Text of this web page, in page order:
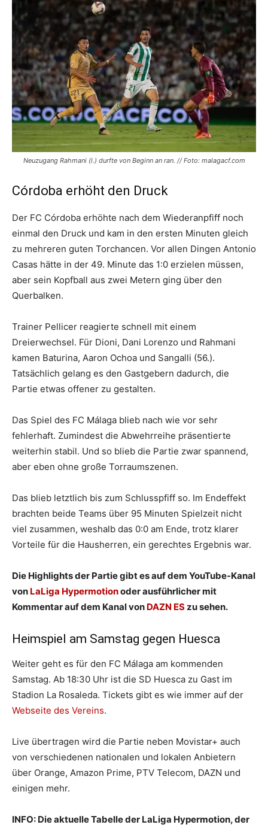
Neuzugang Rahmani (l.) durfte von Beginn an ran. // Foto: malagacf.com
Córdoba erhöht den Druck
Der FC Córdoba erhöhte nach dem Wiederanpfiff noch
einmal den Druck und kam in den ersten Minuten gleich
zu mehreren guten Torchancen. Vor allen Dingen Antonio
Casas hätte in der 49. Minute das 1:0 erzielen müssen,
aber sein Kopfball aus zwei Metern ging über den
Querbalken.
Trainer Pellicer reagierte schnell mit einem
Dreierwechsel. Für Dioni, Dani Lorenzo und Rahmani
kamen Baturina, Aaron Ochoa und Sangalli (56.).
Tatsächlich gelang es den Gastgebern dadurch, die
Partie etwas offener zu gestalten.
Das Spiel des FC Málaga blieb nach wie vor sehr
fehlerhaft. Zumindest die Abwehrreihe präsentierte
weiterhin stabil. Und so blieb die Partie zwar spannend,
aber eben ohne große Torraumszenen.
Das blieb letztlich bis zum Schlusspfiff so. Im Endeffekt
brachten beide Teams über 95 Minuten Spielzeit nicht
viel zusammen, weshalb das 0:0 am Ende, trotz klarer
Vorteile für die Hausherren, ein gerechtes Ergebnis war.
Die Highlights der Partie gibt es auf dem YouTube-Kanal
von LaLiga Hypermotionoder ausführlicher mit
Kommentar auf dem Kanal von DAZN ESzu sehen.
Heimspiel am Samstag gegen Huesca
Weiter geht es für den FC Málaga am kommenden
Samstag. Ab 18:30 Uhr ist die SD Huesca zu Gast im
Stadion La Rosaleda. Tickets gibt es wie immer auf der
Webseite des Vereins.
Live übertragen wird die Partie neben Movistar+ auch
von verschiedenen nationalen und lokalen Anbietern
über Orange, Amazon Prime, PTV Telecom, DAZN und
einigen mehr.
INFO: Die aktuelle Tabelle der LaLiga Hypermotion, der